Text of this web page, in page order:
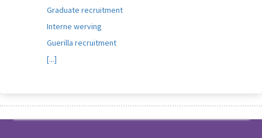
Graduate recruitment
Interne werving
Guerilla recruitment
[...]